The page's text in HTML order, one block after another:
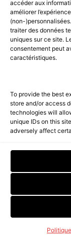
accéder aux
améliorer
(non-
traiter des données
uniques sur ce site.
consentement peut
caractéristiques.
To provide the best
store and/or access
technologies will
unique IDs on this
adversely affect
DÉFILÉ
AMILCAR MAGAZINE